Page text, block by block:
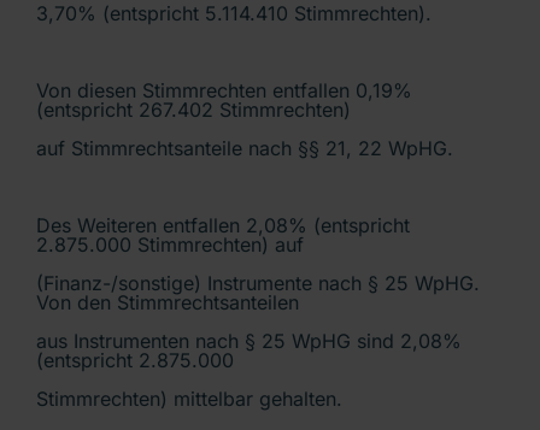
3,70% (entspricht 5.114.410 Stimmrechten).
Von diesen Stimmrechten entfallen 0,19%
(entspricht 267.402 Stimmrechten)
auf Stimmrechtsanteile nach §§ 21, 22 WpHG.
Des Weiteren entfallen 2,08% (entspricht
2.875.000 Stimmrechten) auf
(Finanz-/sonstige) Instrumente nach § 25 WpHG.
Von den Stimmrechtsanteilen
aus Instrumenten nach § 25 WpHG sind 2,08%
(entspricht 2.875.000
Stimmrechten) mittelbar gehalten.